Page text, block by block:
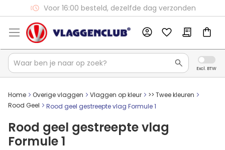
Voor 16:00 besteld, dezelfde dag verzonden
Gratis verzending vanaf €75
Home Overige vlaggen Vlaggen op kleur
>> Twee kleuren
Rood Geel
Rood geel gestreepte vlag Formule 1
Rood geel gestreepte vlag
Formule 1